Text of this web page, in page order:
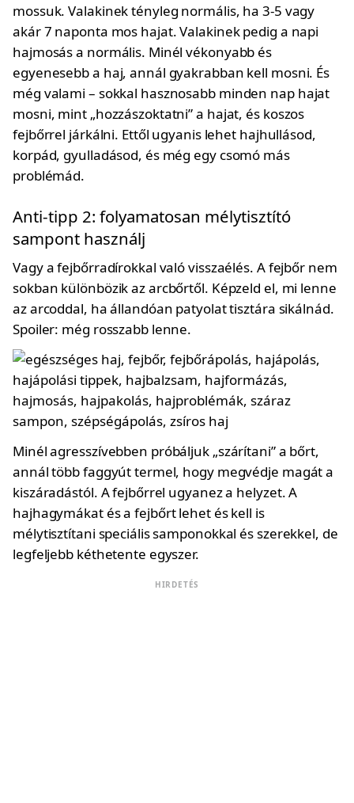
mossuk. Valakinek tényleg normális, ha 3-5 vagy
akár 7 naponta mos hajat. Valakinek pedig a napi
hajmosás a normális. Minél vékonyabb és
egyenesebb a haj, annál gyakrabban kell mosni. És
még valami – sokkal hasznosabb minden nap hajat
mosni, mint „hozzászoktatni” a hajat, és koszos
fejbőrrel járkálni. Ettől ugyanis lehet hajhullásod,
korpád, gyulladásod, és még egy csomó más
problémád.
Anti-tipp 2: folyamatosan mélytisztító
sampont használj
Vagy a fejbőrradírokkal való visszaélés. A fejbőr nem
sokban különbözik az arcbőrtől. Képzeld el, mi lenne
az arcoddal, ha állandóan patyolat tisztára sikálnád.
Spoiler: még rosszabb lenne.
Minél agresszívebben próbáljuk „szárítani” a bőrt,
annál több faggyút termel, hogy megvédje magát a
kiszáradástól. A fejbőrrel ugyanez a helyzet. A
hajhagymákat és a fejbőrt lehet és kell is
mélytisztítani speciális samponokkal és szerekkel, de
legfeljebb kéthetente egyszer.
HIRDETÉS